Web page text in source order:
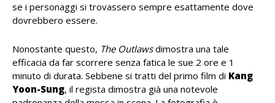
se i personaggi si trovassero sempre esattamente dove
dovrebbero essere.
Nonostante questo, The Outlawsdimostra una tale
efficacia da far scorrere senza fatica le sue 2 ore e 1
minuto di durata. Sebbene si tratti del primo film di Kang
Yoon-Sung, il regista dimostra già una notevole